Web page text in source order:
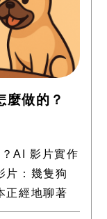
做的？
AI 影片實作
片：幾隻狗
正經地聊著
個動畫團隊